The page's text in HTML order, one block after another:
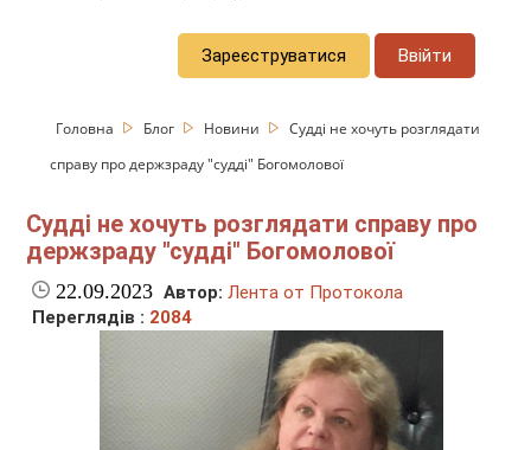
Зареєструватися Ввійти
Головна Блог Новини
Судді не хочуть розглядати
справу про держзраду "судді" Богомолової
Судді не хочуть розглядати справу про
держзраду "судді" Богомолової
22.09.2023 Автор: Лента от Протокола
Переглядів : 2084